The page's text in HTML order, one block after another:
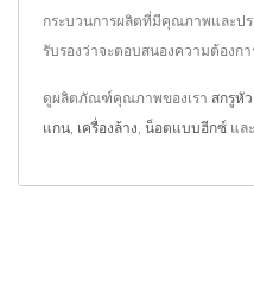
กระบวนการผลิตที่มีคุณภาพและปร
รับรองว่าจะตอบสนองความต้องก
ดูผลิตภัณฑ์คุณภาพของเรา สกรูหั
แกน เครื่องล้าง น็อตแบบฮีกซ์ แล